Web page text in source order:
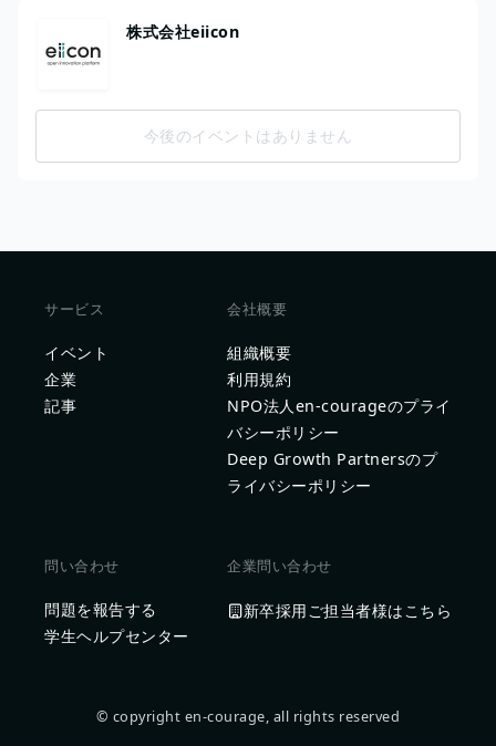
株式会社eiicon
今後のイベントはありません
サービス
イベント
企業
記事
会社概要
組織概要
利用規約
NPO法人en-courageのプライ
バシーポリシー
Deep Growth Partnersのプ
ライバシーポリシー
問い合わせ
問題を報告する
学生ヘルプセンター
企業問い合わせ
新卒採用ご担当者様はこちら
© copyright en-courage, all rights reserved